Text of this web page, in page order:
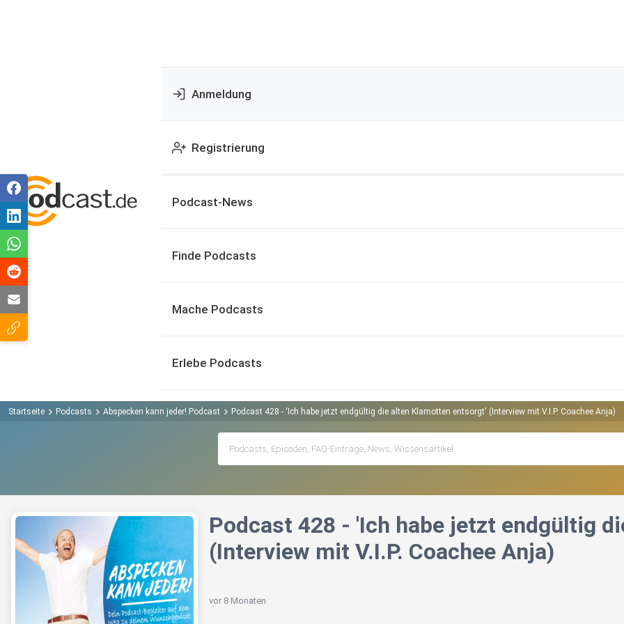
Anmeldung
Registrierung
Podcast-News
Finde Podcasts
Mache Podcasts
Erlebe Podcasts
Startseite Podcasts Abspecken kann jeder! Podcast Podcast 428 - 'Ich habe jetzt endgültig die alten Klamotten entsorgt' (Interview mit V.I.P. Coachee Anja)
Podcast 428 - 'Ich habe jetzt endgültig
(Interview mit V.I.P. Coachee Anja)
vor 8 Monaten